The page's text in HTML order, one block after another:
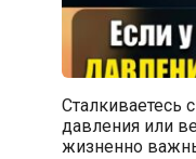
Сталкиваетесь
давления или
жизненно